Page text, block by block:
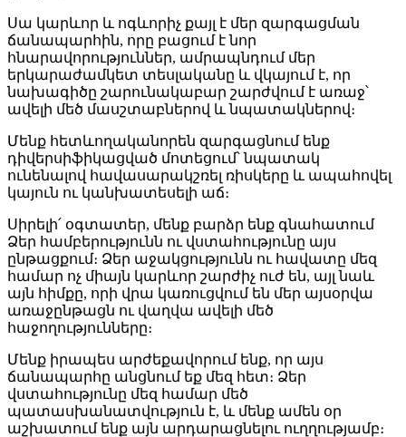
Սա կարևոր և ոգևորիչ քայլ է մեր զարգացման
ճանապարհին, որը բացում է նոր
հնարավորություններ, ամրապնդում մեր
երկարաժամկետ տեսլականը և վկայում է, որ
նախագիծը շարունակաբար շարժվում է առաջ՝
ավելի մեծ մասշտաբներով և նպատակներով։
Մենք հետևողականորեն զարգացնում ենք
դիվերսիֆիկացված մոտեցում՝ նպատակ
ունենալով հավասարակշռել ռիսկերը և ապահովել
կայուն ու կանխատեսելի աճ։
Սիրելի՛ օգտատեր, մենք բարձր ենք գնահատում
Ձեր համբերությունն ու վստահությունը այս
ընթացքում։ Ձեր աջակցությունն ու հավատը մեզ
համար ոչ միայն կարևոր շարժիչ ուժ են, այլ նաև
այն հիմքը, որի վրա կառուցվում են մեր այսօրվա
առաջընթացն ու վաղվա ավելի մեծ
հաջողությունները։
Մենք իրապես արժեքավորում ենք, որ այս
ճանապարհը անցնում եք մեզ հետ։ Ձեր
վստահությունը մեզ համար մեծ
պատասխանատվություն է, և մենք ամեն օր
աշխատում ենք այն արդարացնելու ուղղությամբ։